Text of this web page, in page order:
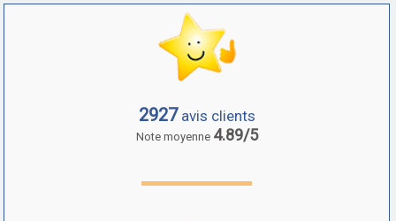
2927avis clients
Note moyenne 4.89/5